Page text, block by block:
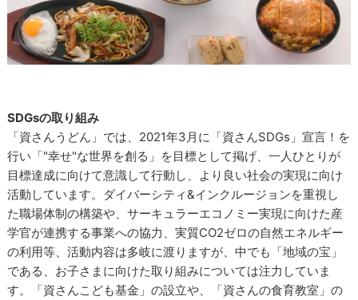
SDGsの取り組み
「資さんうどん」では、2021年3月に「資さんSDGs」宣言！を
行い「"幸せ"な世界を創る」を目標として掲げ、一人ひとりが
目標達成に向けて意識して行動し、より良い社会の実現に向け
活動しています。ダイバーシティ&インクルージョンを重視し
た職場体制の構築や、サーキュラーエコノミー実現に向けた産
学官が連携する事業への協力、実質CO2ゼロの自然エネルギー
の利用等、活動内容は多岐に渡りますが、中でも「地域の宝」
である、お子さまに向けた取り組みについては注力していま
す。「資さんこども基金」の設立や、「資さんの食育教室」の